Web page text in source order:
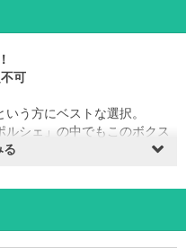
可
う方にベストな選択。
シェ」の中でもこのボクス
。
気分があがってしまうの
いを疾走すれば南国リゾー